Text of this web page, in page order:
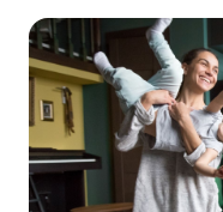
über den